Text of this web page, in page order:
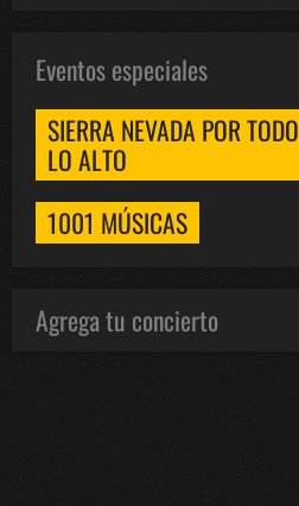
Eventos especiales
SIERRA NEVADA POR TODO
LO ALTO
1001 MÚSICAS
Agrega tu concierto